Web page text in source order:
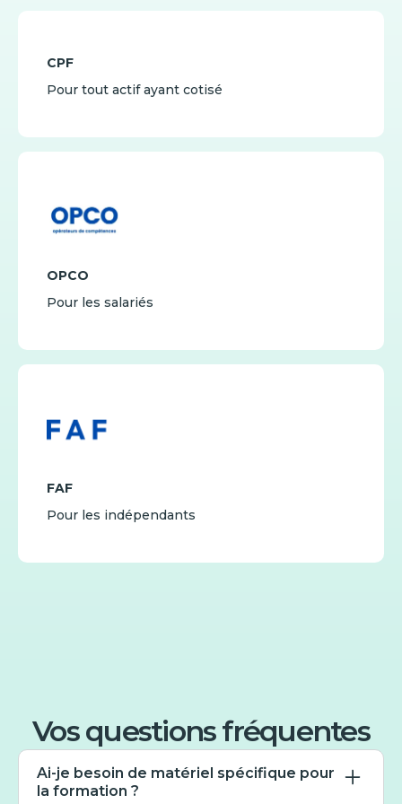
CPF
Pour tout actif ayant cotisé
OPCO
Pour les salariés
FAF
Pour les indépendants
Vos questions fréquentes
Ai-je besoin de matériel spécifique pour
la formation ?